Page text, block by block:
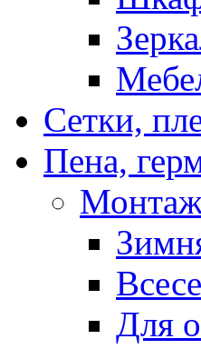
Сетки,
Пена,
Для